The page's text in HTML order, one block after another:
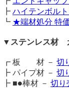
でインボイス対
を選択してくださ
※代引決済の場合
クレジットカー
すか？
加工見積の場合
ます。
順次対応とさせ
合は、お手数です
※端材処分品は斜
ません。加工希
ださい。
お見積りと購入方法
どうぞ宜しくお願い
https://
ねじ込み式鋼管継
https://
┣ ハイテンボル
┗ ★端材処分 特
▼ステンレス材
┏ 板 材 － 切
┣ パイプ材 － 切
┣ ■●棒材 － 切り